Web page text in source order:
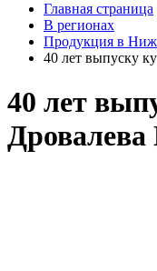
Главная страница
В регионах
Продукция в
40 лет выпуску
40 лет
Дровалева